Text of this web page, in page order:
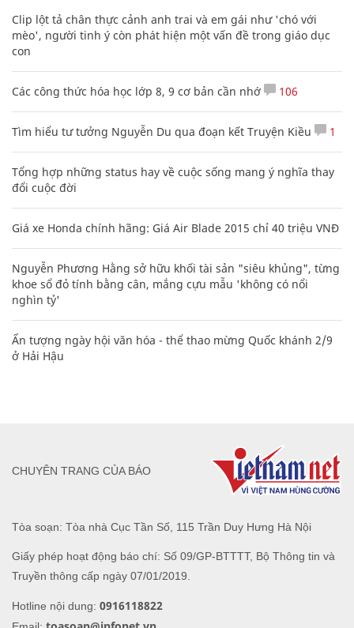
Clip lột tả chân thực cảnh anh trai và em gái như 'chó với
mèo', người tinh ý còn phát hiện một vấn đề trong giáo dục
con
Các công thức hóa học lớp 8, 9 cơ bản cần nhớ 106
Tìm hiểu tư tưởng Nguyễn Du qua đoạn kết Truyện Kiều 1
Tổng hợp những status hay về cuộc sống mang ý nghĩa thay
đổi cuộc đời
Giá xe Honda chính hãng: Giá Air Blade 2015 chỉ 40 triệu VNĐ
Nguyễn Phương Hằng sở hữu khối tài sản "siêu khủng", từng
khoe sổ đỏ tính bằng cân, mắng cựu mẫu 'không có nổi
nghìn tỷ'
Ấn tượng ngày hội văn hóa - thể thao mừng Quốc khánh 2/9
ở Hải Hậu
Tòa soạn: Tòa nhà Cục Tần Số, 115 Trần Duy Hưng Hà Nội
Giấy phép hoạt động báo chí: Số 09/GP-BTTTT, Bộ Thông tin và
Truyền thông cấp ngày 07/01/2019.
Hotline nội dung: 0916118822
CHUYÊN TRANG CỦA BÁO